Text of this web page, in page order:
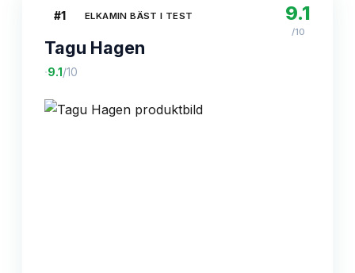
#1 ELKAMIN BÄST I TEST
Tagu Hagen
·9.1 /10
9.1
/10